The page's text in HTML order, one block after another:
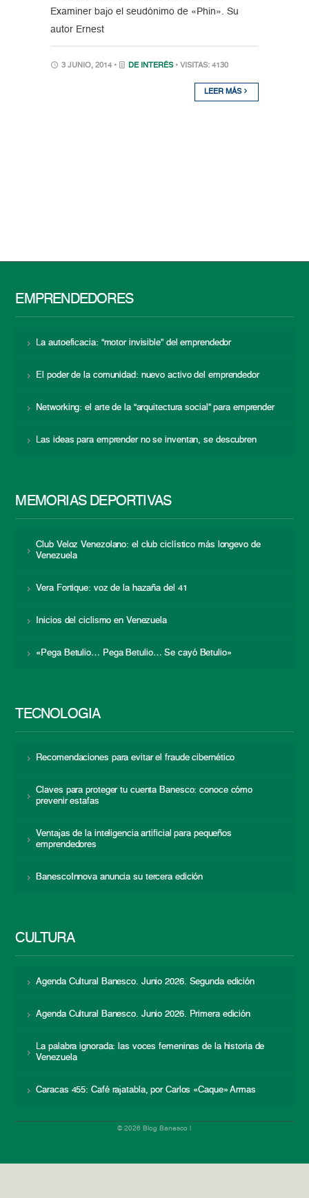
Examiner bajo el seudónimo de «Phin». Su
autor Ernest
3 JUNIO, 2014 • DE INTERÉS • VISITAS: 4130
LEER MÁS
EMPRENDEDORES
La autoeficacia: “motor invisible” del emprendedor
El poder de la comunidad: nuevo activo del emprendedor
Networking: el arte de la “arquitectura social” para emprender
Las ideas para emprender no se inventan, se descubren
MEMORIAS DEPORTIVAS
Club Veloz Venezolano: el club ciclístico más longevo de
Venezuela
Vera Fortique: voz de la hazaña del 41
Inicios del ciclismo en Venezuela
«Pega Betulio… Pega Betulio… Se cayó Betulio»
TECNOLOGÍA
Recomendaciones para evitar el fraude cibernético
Claves para proteger tu cuenta Banesco: conoce cómo
prevenir estafas
Ventajas de la inteligencia artificial para pequeños
emprendedores
BanescoInnova anuncia su tercera edición
CULTURA
Agenda Cultural Banesco. Junio 2026. Segunda edición
Agenda Cultural Banesco. Junio 2026. Primera edición
La palabra ignorada: las voces femeninas de la historia de
Venezuela
Caracas 455: Café rajatabla, por Carlos «Caque» Armas
© 2026 Blog Banesco |